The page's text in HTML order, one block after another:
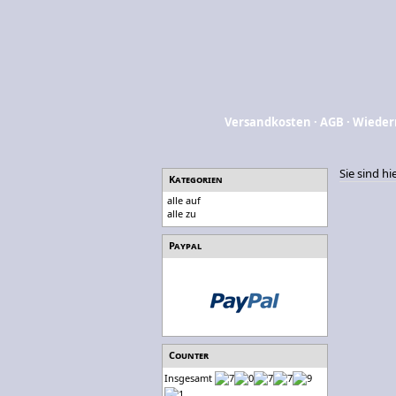
Versandkosten · AGB ·
Kategorien
alle auf
alle zu
Paypal
Counter
Insgesamt
Sie sind